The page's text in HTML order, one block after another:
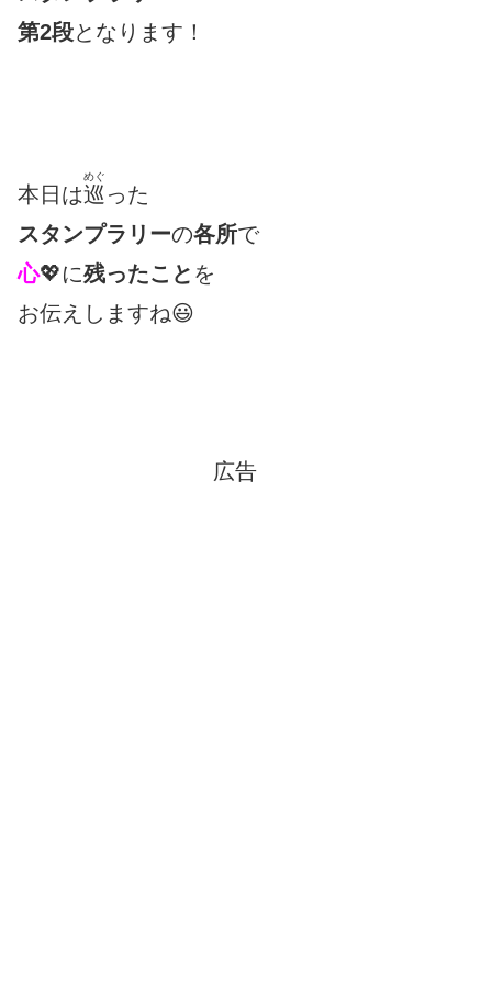
第2段となります！
本日は巡
めぐ
った
スタンプラリーの各所で
心💖に残ったこと を
お伝えしますね😃
広告